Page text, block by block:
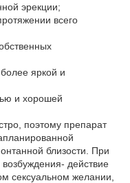
эрекции;
всего
яркой и
и хорошей
поэтому препарат
близости. При
действие
сексуальном желании,